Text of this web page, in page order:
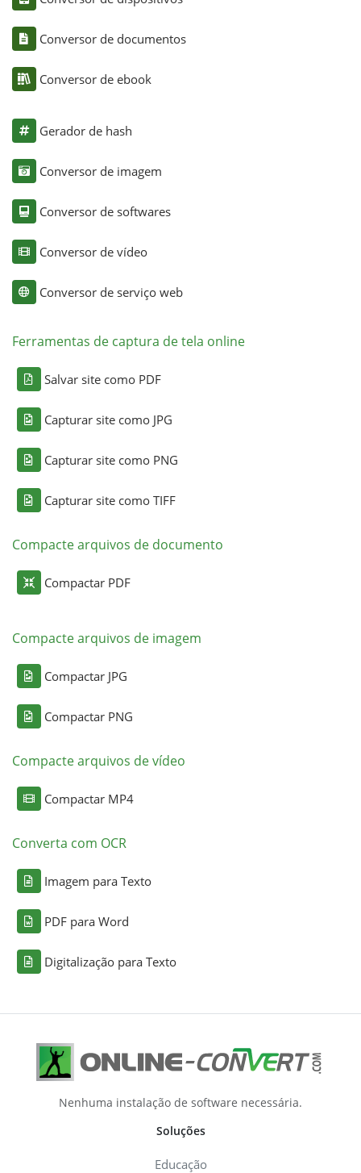
Conversor de documentos
Conversor de ebook
Gerador de hash
Conversor de imagem
Conversor de softwares
Conversor de vídeo
Conversor de serviço web
Ferramentas de captura de tela online
Salvar site como PDF
Capturar site como JPG
Capturar site como PNG
Capturar site como TIFF
Compacte arquivos de documento
Compactar PDF
Compacte arquivos de imagem
Compactar JPG
Compactar PNG
Compacte arquivos de vídeo
Compactar MP4
Converta com OCR
Imagem para Texto
PDF para Word
Digitalização para Texto
Nenhuma instalação de software necessária.
Soluções
Educação